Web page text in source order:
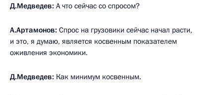
Д.Медведев: А что сейчас со спросом?
А.Артамонов: Спрос на грузовики сейчас начал расти,
и это, я думаю, является косвенным показателем
оживления экономики.
Д.Медведев: Как минимум косвенным.